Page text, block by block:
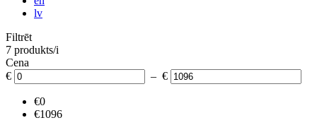
lv
Filtrēt
7 produkts/i
Cena
€
– €
€0
€1096